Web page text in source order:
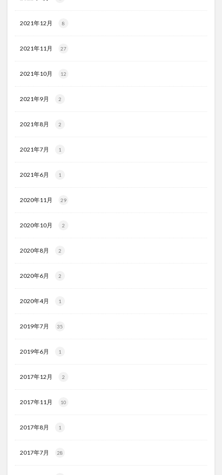
2021年12月 8
2021年11月 27
2021年10月 12
2021年9月 2
2021年8月 2
2021年7月 1
2021年6月 1
2020年11月 29
2020年10月 2
2020年8月 2
2020年6月 2
2020年4月 1
2019年7月 35
2019年6月 1
2017年12月 2
2017年11月 10
2017年8月 1
2017年7月 28